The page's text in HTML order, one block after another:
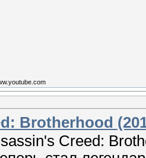
Brotherhood
Creed: